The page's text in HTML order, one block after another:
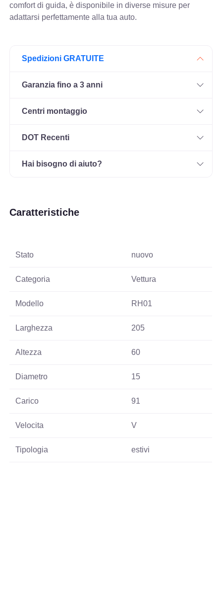
comfort di guida, è disponibile in diverse misure per
adattarsi perfettamente alla tua auto.
Spedizioni GRATUITE
Garanzia fino a 3 anni
Centri montaggio
DOT Recenti
Hai bisogno di aiuto?
Caratteristiche
Stato nuovo
Categoria Vettura
Modello RH01
Larghezza 205
Altezza 60
Diametro 15
Carico 91
Velocita V
Tipologia estivi